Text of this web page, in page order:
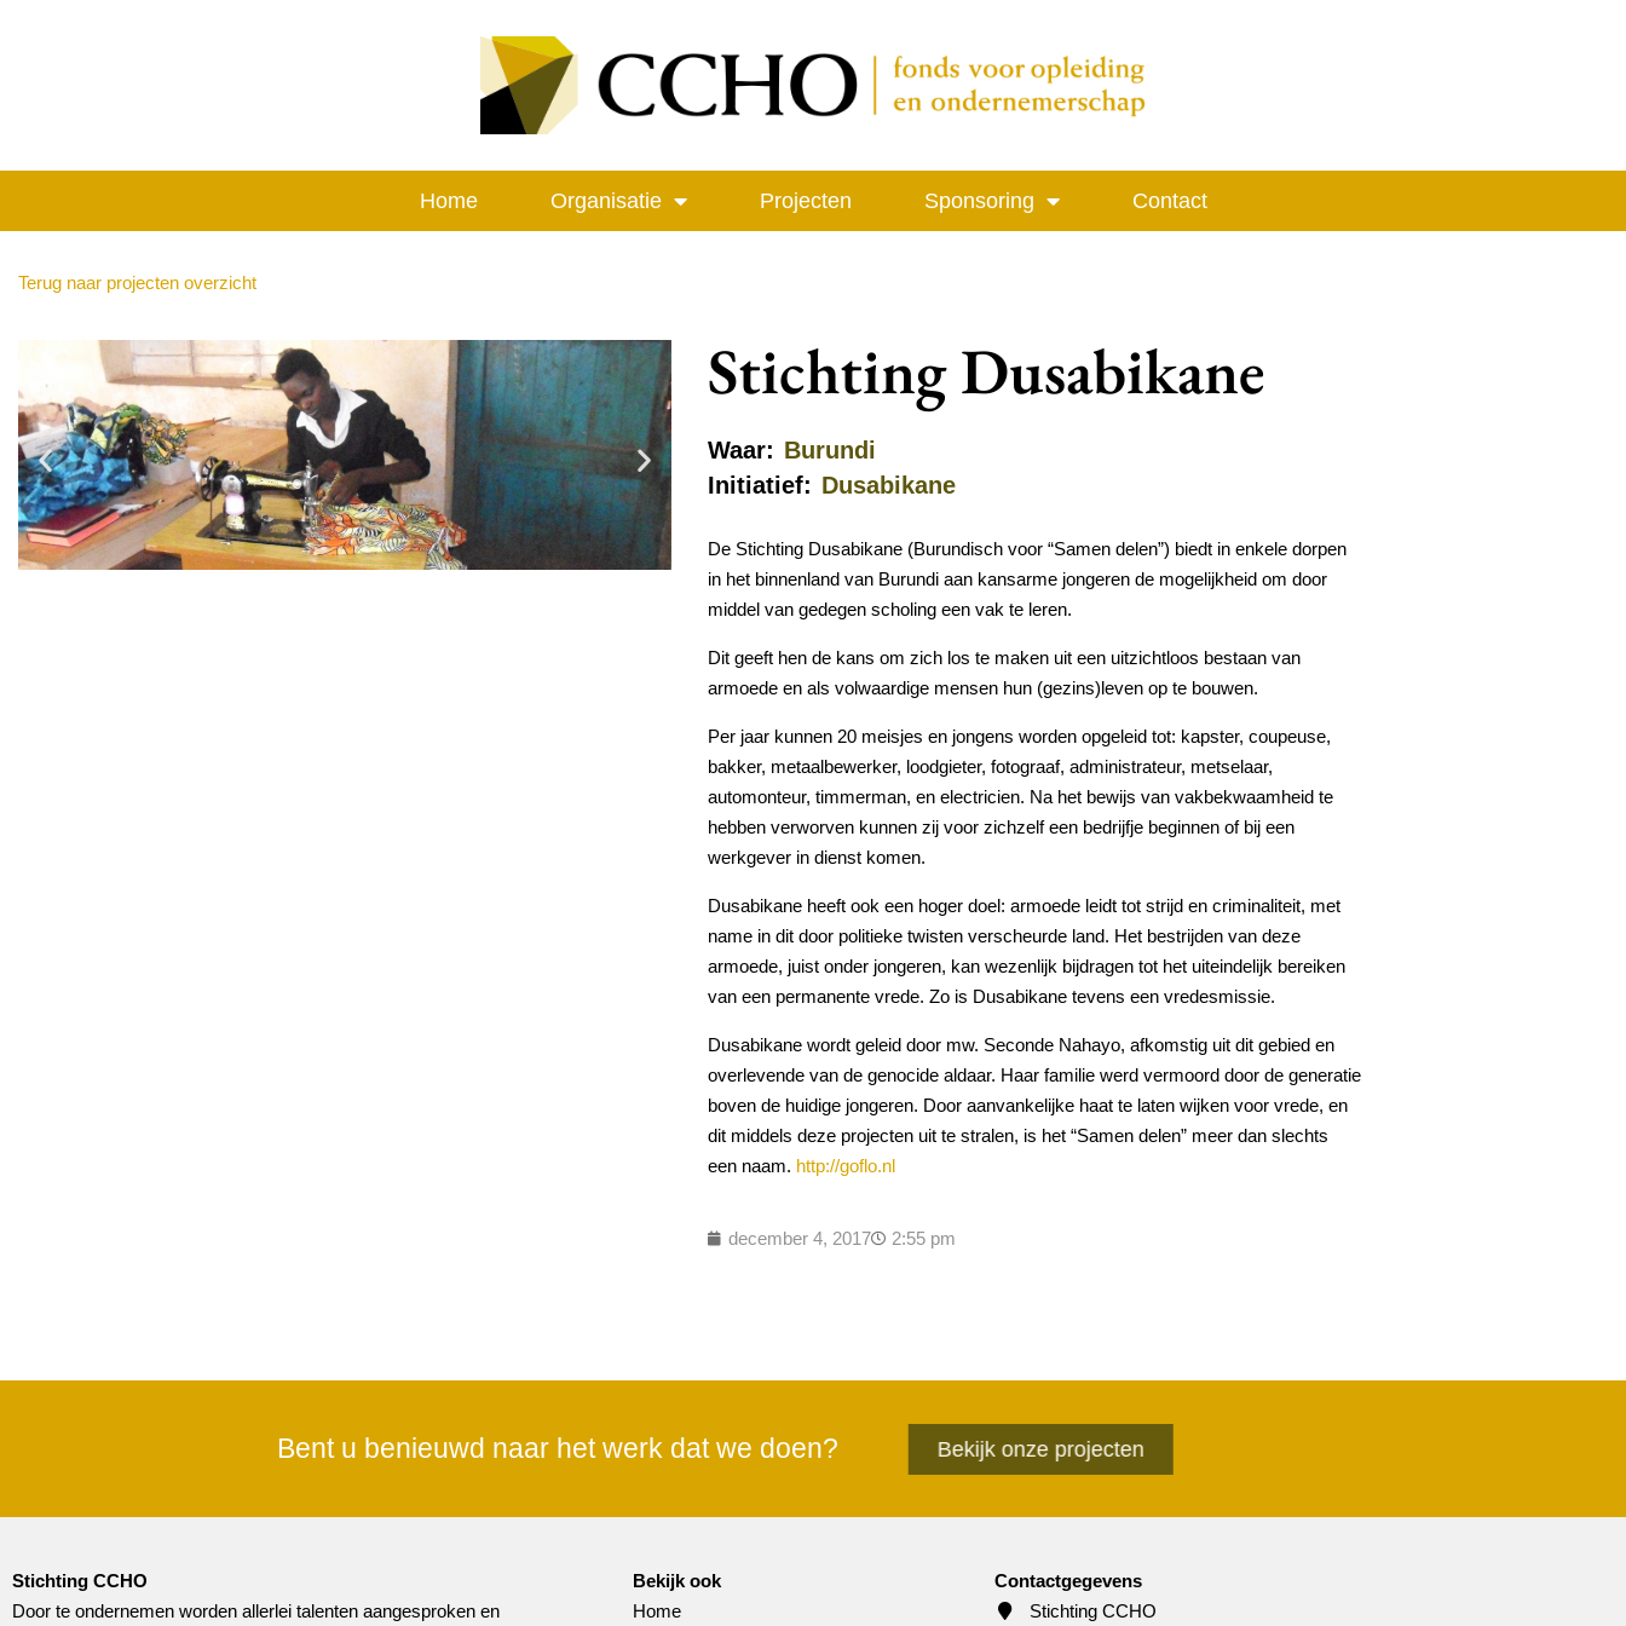
Home Organisatie Projecten Sponsoring Contact
Terug naar projecten overzicht
Stichting Dusabikane
Waar: Burundi
Initiatief: Dusabikane
De Stichting Dusabikane (Burundisch voor “Samen delen”) biedt in enkele dorpen
in het binnenland van Burundi aan kansarme jongeren de mogelijkheid om door
middel van gedegen scholing een vak te leren.
Dit geeft hen de kans om zich los te maken uit een uitzichtloos bestaan van
armoede en als volwaardige mensen hun (gezins)leven op te bouwen.
Per jaar kunnen 20 meisjes en jongens worden opgeleid tot: kapster, coupeuse,
bakker, metaalbewerker, loodgieter, fotograaf, administrateur, metselaar,
automonteur, timmerman, en electricien. Na het bewijs van vakbekwaamheid te
hebben verworven kunnen zij voor zichzelf een bedrijfje beginnen of bij een
werkgever in dienst komen.
Dusabikane heeft ook een hoger doel: armoede leidt tot strijd en criminaliteit, met
name in dit door politieke twisten verscheurde land. Het bestrijden van deze
armoede, juist onder jongeren, kan wezenlijk bijdragen tot het uiteindelijk bereiken
van een permanente vrede. Zo is Dusabikane tevens een vredesmissie.
Dusabikane wordt geleid door mw. Seconde Nahayo, afkomstig uit dit gebied en
overlevende van de genocide aldaar. Haar familie werd vermoord door de generatie
boven de huidige jongeren. Door aanvankelijke haat te laten wijken voor vrede, en
dit middels deze projecten uit te stralen, is het “Samen delen” meer dan slechts
een naam. http://goflo.nl
december 4, 2017 2:55 pm
Bent u benieuwd naar het werk dat we doen? Bekijk onze projecten
Stichting CCHO
Door te ondernemen worden allerlei talenten aangesproken en
Bekijk ook
Home
Contactgegevens
Stichting CCHO